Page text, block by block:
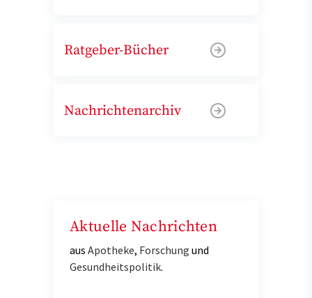
Ratgeber-Bücher
Nachrichtenarchiv
Aktuelle Nachrichten
aus Apotheke, Forschung und
Gesundheitspolitik.